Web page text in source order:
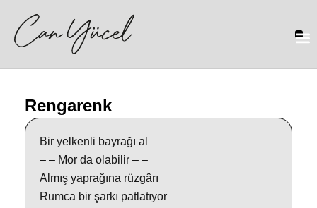
Rengarenk
Bir yelkenli bayrağı al
– – Mor da olabilir – –
Almış yaprağına rüzgârı
Rumca bir şarkı patlatıyor